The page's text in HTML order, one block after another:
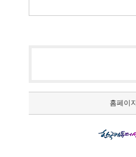
홈페이지